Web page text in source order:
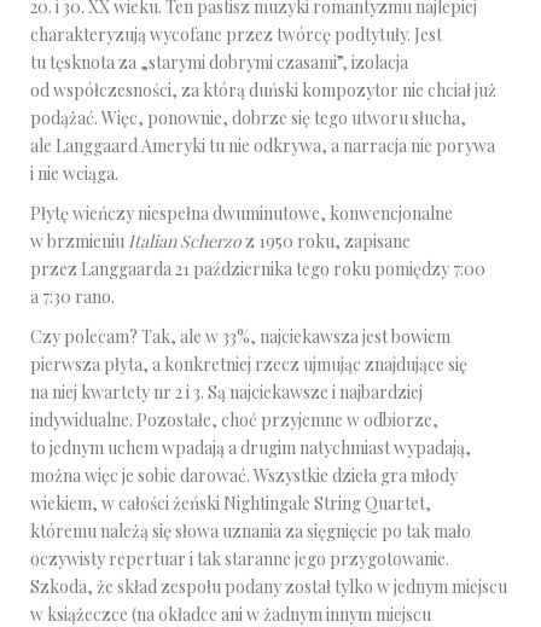
20. i 30. XX wieku. Ten pastisz muzyki romantyzmu najlepiej
charakteryzują wycofane przez twórcę podtytuły. Jest
tu tęsknota za „starymi dobrymi czasami”, izolacja
od współczesności, za którą duński kompozytor nie chciał już
podążać. Więc, ponownie, dobrze się tego utworu słucha,
ale Langgaard Ameryki tu nie odkrywa, a narracja nie porywa
i nie wciąga.
Płytę wieńczy niespełna dwuminutowe, konwencjonalne
w brzmieniu Italian Scherzoz 1950 roku, zapisane
przez Langgaarda 21 października tego roku pomiędzy 7:00
a 7:30 rano.
Czy polecam? Tak, ale w 33%, najciekawsza jest bowiem
pierwsza płyta, a konkretniej rzecz ujmując znajdujące się
na niej kwartety nr 2 i 3. Są najciekawsze i najbardziej
indywidualne. Pozostałe, choć przyjemne w odbiorze,
to jednym uchem wpadają a drugim natychmiast wypadają,
można więc je sobie darować. Wszystkie dzieła gra młody
wiekiem, w całości żeński Nightingale String Quartet,
któremu należą się słowa uznania za sięgnięcie po tak mało
oczywisty repertuar i tak staranne jego przygotowanie.
Szkoda, że skład zespołu podany został tylko w jednym miejscu
w książeczce (na okładce ani w żadnym innym miejscu